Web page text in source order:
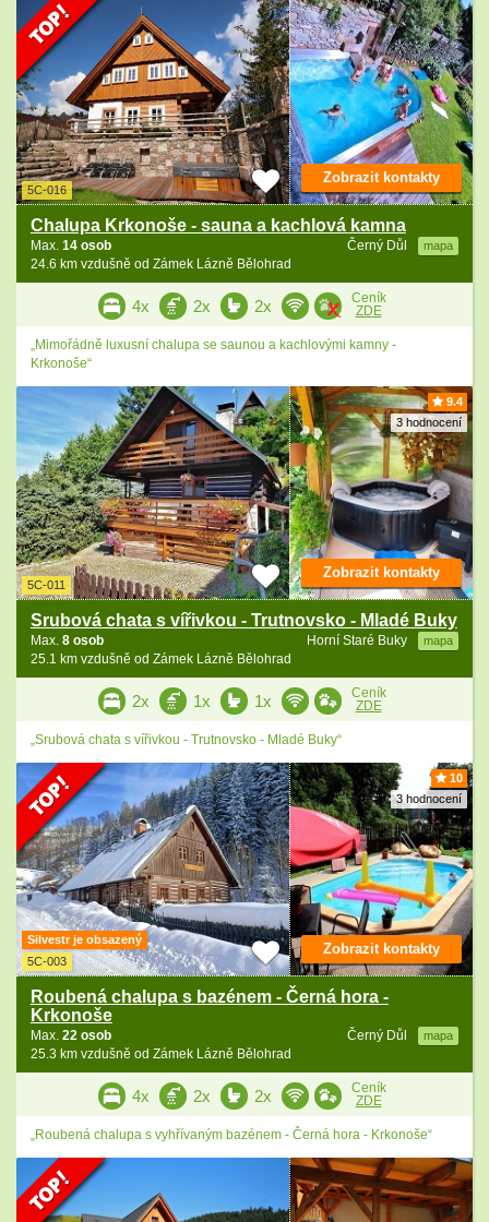
5C-016
Chalupa Krkonoše - sauna a kachlová kamna
Černý Důl mapa
Max. 14 osob
24.6 km vzdušně od Zámek Lázně Bělohrad
Zobrazit kontakty
4x 2x 2x
Ceník
ZDE
„Mimořádně luxusní chalupa se saunou a kachlovými kamny -
Krkonoše“
9.4
3 hodnocení
5C-011
Srubová chata s vířivkou - Trutnovsko - Mladé Buky
Horní Staré Buky mapa
Max. 8 osob
25.1 km vzdušně od Zámek Lázně Bělohrad
Zobrazit kontakty
2x 1x 1x
Ceník
ZDE
„Srubová chata s vířivkou - Trutnovsko - Mladé Buky“
10
3 hodnocení
Silvestr je obsazený
5C-003
Roubená chalupa s bazénem - Černá hora -
Krkonoše
Černý Důl mapa
Max. 22 osob
25.3 km vzdušně od Zámek Lázně Bělohrad
Zobrazit kontakty
4x 2x 2x
Ceník
ZDE
„Roubená chalupa s vyhřívaným bazénem - Černá hora - Krkonoše“